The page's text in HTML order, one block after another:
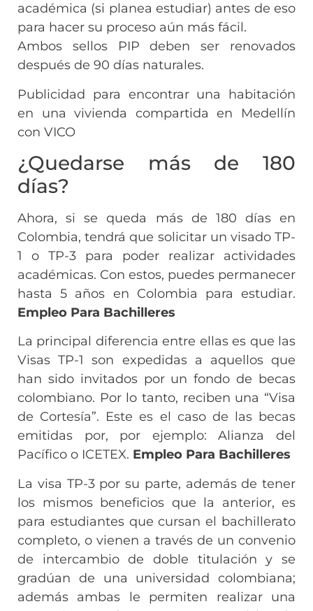
académica (si planea estudiar) antes de eso
para hacer su proceso aún más fácil.
Ambos sellos PIP deben ser renovados
después de 90 días naturales.
Publicidad para encontrar una habitación
en una vivienda compartida en Medellín
con VICO
¿Quedarse más de 180
días?
Ahora, si se queda más de 180 días en
Colombia, tendrá que solicitar un visado TP-
1 o TP-3 para poder realizar actividades
académicas. Con estos, puedes permanecer
hasta 5 años en Colombia para estudiar.
Empleo Para Bachilleres
La principal diferencia entre ellas es que las
Visas TP-1 son expedidas a aquellos que
han sido invitados por un fondo de becas
colombiano. Por lo tanto, reciben una “Visa
de Cortesía”. Este es el caso de las becas
emitidas por, por ejemplo: Alianza del
Pacífico o ICETEX. Empleo Para Bachilleres
La visa TP-3 por su parte, además de tener
los mismos beneficios que la anterior, es
para estudiantes que cursan el bachillerato
completo, o vienen a través de un convenio
de intercambio de doble titulación y se
gradúan de una universidad colombiana;
además ambas le permiten realizar una